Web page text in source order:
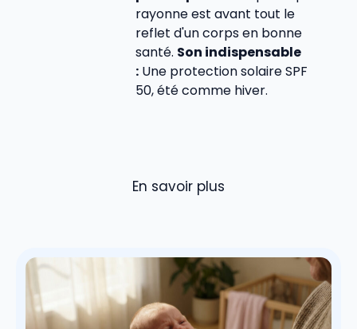
rayonne est avant tout le
reflet d'un corps en bonne
santé. Son indispensable
: Une protection solaire SPF
50, été comme hiver.
En savoir plus